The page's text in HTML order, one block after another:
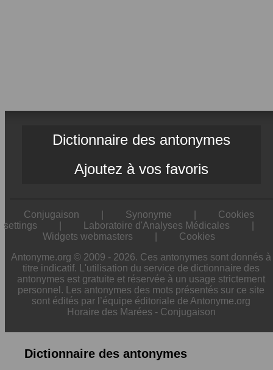
Dictionnaire des antonymes
Ajoutez à vos favoris
Conjugaison Synonyme
Cookies
settings
Laboratoire d'Analyses Médicales
Widgets webmasters
Cookies
Antonyme.org © 2009 - 2026. Ces antonymes sont donnés à
titre indicatif. L'utilisation du service de dictionnaire des
antonymes est gratuite et réservée à un usage strictement
personnel. Les antonymes des mots présentés sur ce site
sont édités par l’équipe éditoriale de Antonyme.org
Horaire des Marées - Conjugaison
Dictionnaire des antonymes